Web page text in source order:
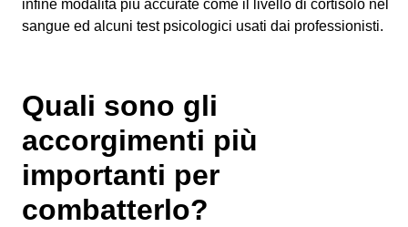
infine modalità più accurate come il livello di cortisolo nel
sangue ed alcuni test psicologici usati dai professionisti.
Quali sono gli
accorgimenti più
importanti per
combatterlo?